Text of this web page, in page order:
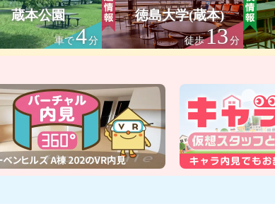
蔵本公園
車で4分
徳島大学(蔵本)
徒歩13分